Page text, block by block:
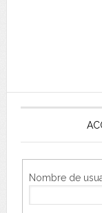
Nombre de